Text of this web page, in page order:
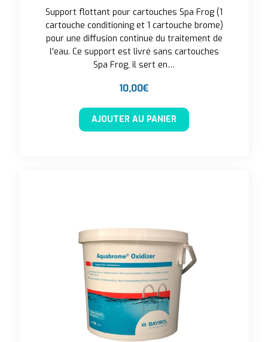
Support flottant pour cartouches Spa Frog (1
cartouche conditioning et 1 cartouche brome)
pour une diffusion continue du traitement de
l'eau. Ce support est livré sans cartouches
Spa Frog, il sert en…
10,00€
AJOUTER AU PANIER